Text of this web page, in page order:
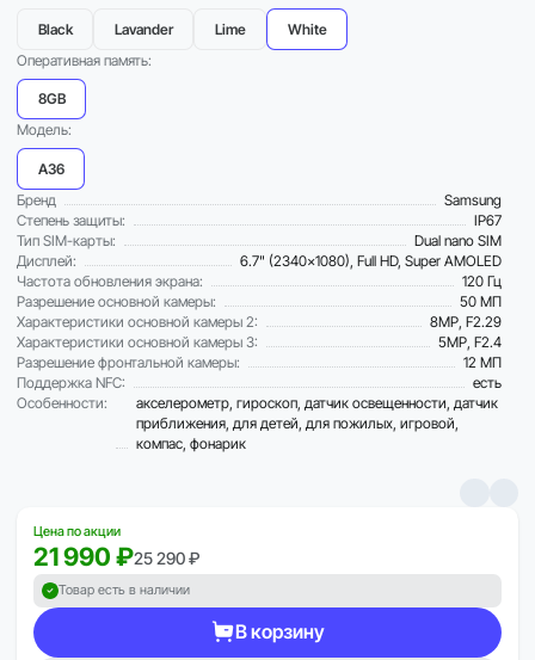
Black Lavander Lime
White
Оперативная память:
8GB
Модель:
A36
Бренд
Samsung
Степень защиты:
IP67
Тип SIM-карты:
Dual nano SIM
Дисплей:
6.7" (2340×1080), Full HD, Super AMOLED
Частота обновления экрана:
120 Гц
Разрешение основной камеры:
50 МП
Характеристики основной камеры 2:
8MP, F2.29
Характеристики основной камеры 3:
5MP, F2.4
Разрешение фронтальной камеры:
12 МП
Поддержка NFC:
есть
Особенности:
акселерометр, гироскоп, датчик освещенности, датчик
приближения, для детей, для пожилых, игровой,
компас, фонарик
Цена по акции
21 990 ₽25 290 ₽
Товар есть в наличии
В корзину